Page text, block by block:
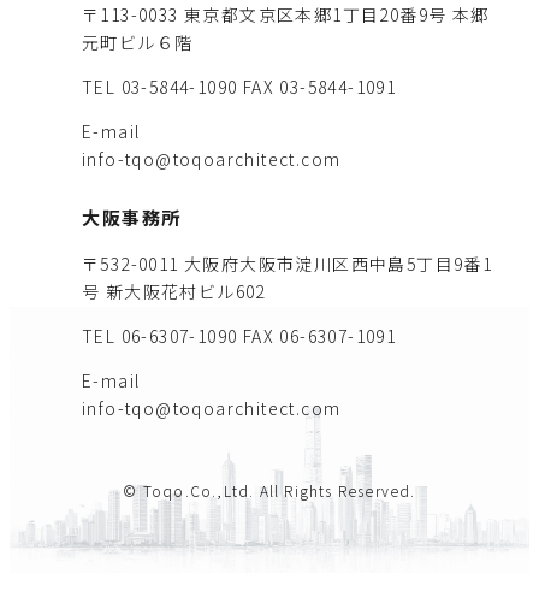
〒113-0033 東京都文京区本郷1丁目20番9号 本郷
元町ビル６階
TEL 03-5844-1090 FAX 03-5844-1091
E-mail
info-tqo@toqoarchitect.com
大阪事務所
〒532-0011 大阪府大阪市淀川区西中島5丁目9番1
号 新大阪花村ビル602
TEL 06-6307-1090 FAX 06-6307-1091
E-mail
info-tqo@toqoarchitect.com
© Toqo.Co.,Ltd. All Rights Reserved.